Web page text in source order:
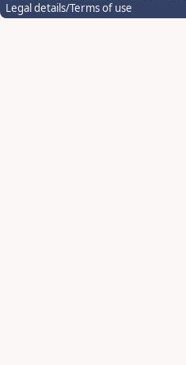
Legal details/Terms of use